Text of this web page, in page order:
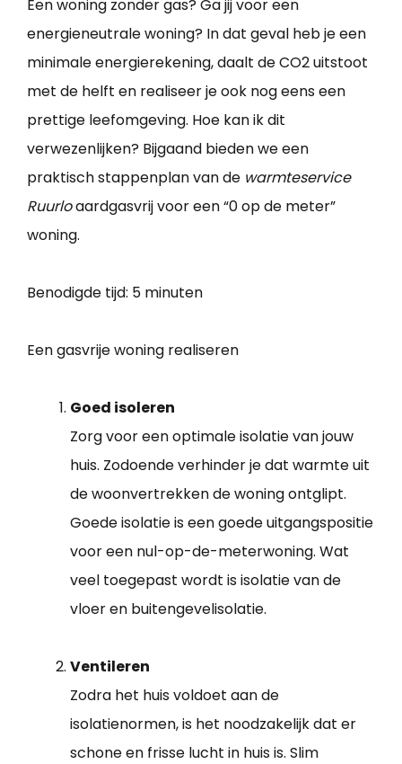
Een woning zonder gas? Ga jij voor een
energieneutrale woning? In dat geval heb je een
minimale energierekening, daalt de CO2 uitstoot
met de helft en realiseer je ook nog eens een
prettige leefomgeving. Hoe kan ik dit
verwezenlijken? Bijgaand bieden we een
praktisch stappenplan van de warmteservice
Ruurloaardgasvrij voor een “0 op de meter”
woning.
Benodigde tijd: 5 minuten
Een gasvrije woning realiseren
Goed isoleren
Zorg voor een optimale isolatie van jouw
huis. Zodoende verhinder je dat warmte uit
de woonvertrekken de woning ontglipt.
Goede isolatie is een goede uitgangspositie
voor een nul-op-de-meterwoning. Wat
veel toegepast wordt is isolatie van de
vloer en buitengevelisolatie.
Ventileren
Zodra het huis voldoet aan de
isolatienormen, is het noodzakelijk dat er
schone en frisse lucht in huis is. Slim